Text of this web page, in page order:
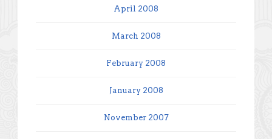
April 2008
March 2008
February 2008
January 2008
November 2007